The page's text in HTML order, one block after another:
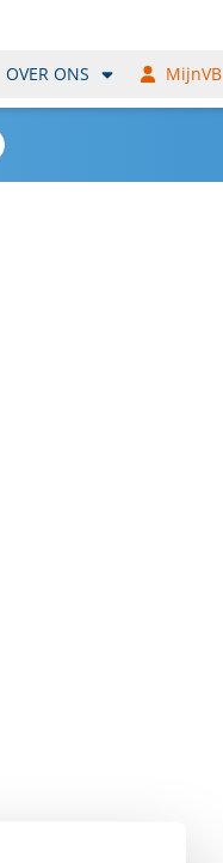
OVER ONS MijnVB